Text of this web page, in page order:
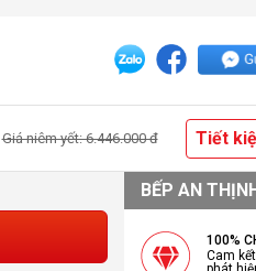
Giá niêm yết: 6.446.000 đ Tiết
BẾP AN
100%
Cam